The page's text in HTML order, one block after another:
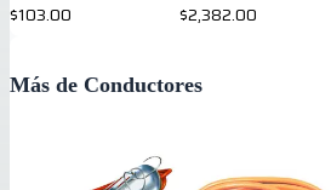
$103.00 $2,382.00
Más de Conductores